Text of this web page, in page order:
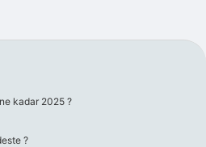
kadar 2025 ?
?